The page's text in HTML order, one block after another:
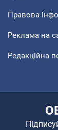
Правова
Реклама на
Редакційна